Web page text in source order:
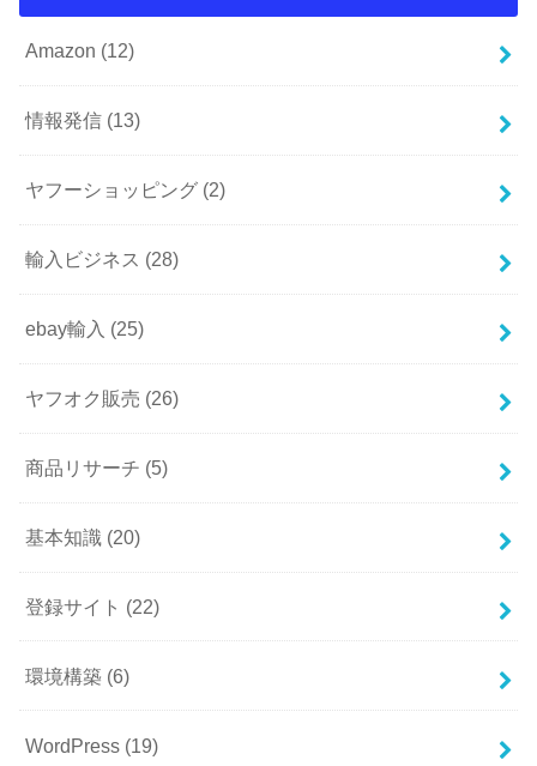
Amazon (12)
情報発信 (13)
ヤフーショッピング (2)
輸入ビジネス (28)
ebay輸入 (25)
ヤフオク販売 (26)
商品リサーチ (5)
基本知識 (20)
登録サイト (22)
環境構築 (6)
WordPress (19)